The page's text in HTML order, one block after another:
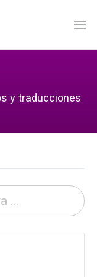
y traducciones